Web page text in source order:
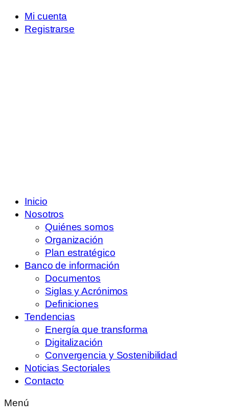
Mi cuenta
Registrarse
Inicio
Nosotros
Quiénes somos
Organización
Plan estratégico
Banco de información
Documentos
Siglas y Acrónimos
Definiciones
Tendencias
Energía que transforma
Digitalización
Convergencia y Sostenibilidad
Noticias Sectoriales
Contacto
Menú